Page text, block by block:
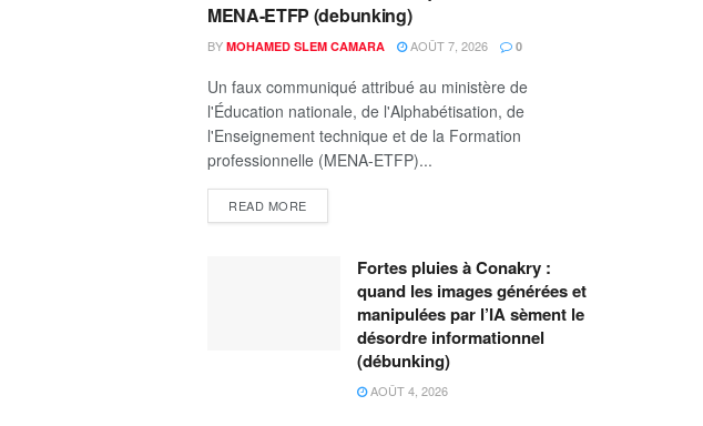
MENA-ETFP (debunking)
BY MOHAMED SLEM CAMARA AOÛT 7, 2026 0
Un faux communiqué attribué au ministère de
l'Éducation nationale, de l'Alphabétisation, de
l'Enseignement technique et de la Formation
professionnelle (MENA-ETFP)...
READ MORE
Fortes pluies à Conakry :
quand les images générées et
manipulées par l’IA sèment le
désordre informationnel
(débunking)
AOÛT 4, 2026